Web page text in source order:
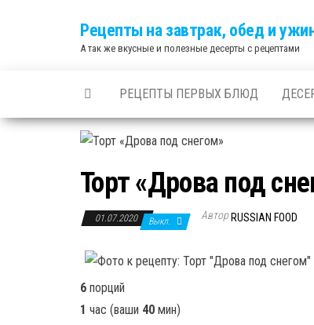
Рецепты на завтрак, обед и
А так же вкусные и полезные десерты с рецептами
РЕЦЕПТЫ ПЕРВЫХ БЛЮД
Торт «Дрова под
01.07.2020 Выкл. Автор RUSSIAN FOOD
6 порций
1 час (ваши 40 мин)